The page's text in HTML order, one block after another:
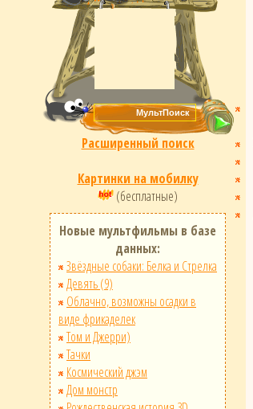
Расширенный поиск
Картинки на мобилку
(бесплатные)
Новые мультфильмы в базе
данных:
Звёздные собаки: Белка и Стрелка
Девять (9)
Облачно, возможны осадки в
виде фрикаделек
Том и Джерри)
Тачки
Космический джэм
Дом монстр